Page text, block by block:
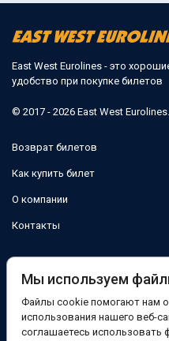
East West Eurolines - это
удобство при покупке билетов
© 2017 - 2026 East West
Возврат билетов
Как купить билет
О компании
Контакты
Facebook
Мы используем
Файлы cookie помогают нам
использования нашего веб-
соглашаетесь использовать